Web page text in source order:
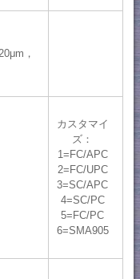
，
カスタマイ
ズ：
1=FC/APC
2=FC/UPC
3=SC/APC
4=SC/PC
5=FC/PC
6=SMA905